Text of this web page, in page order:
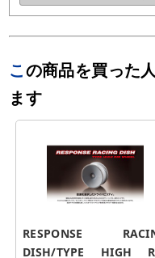
この商品を買った人はこんな商品も買ってい
ます
RESPONSE
DISH/TYPE HIGH